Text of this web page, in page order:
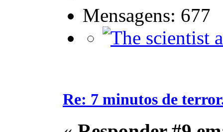
Mensagens: 677
Re: 7 minutos de